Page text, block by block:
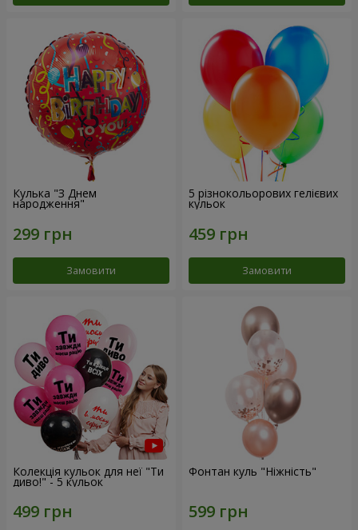
Кулька "З Днем
народження"
Замовити
5 різнокольорових гелієвих
кульок
Замовити
Колекція кульок для неї "Ти
диво!" - 5 кульок
Фонтан куль "Ніжність"